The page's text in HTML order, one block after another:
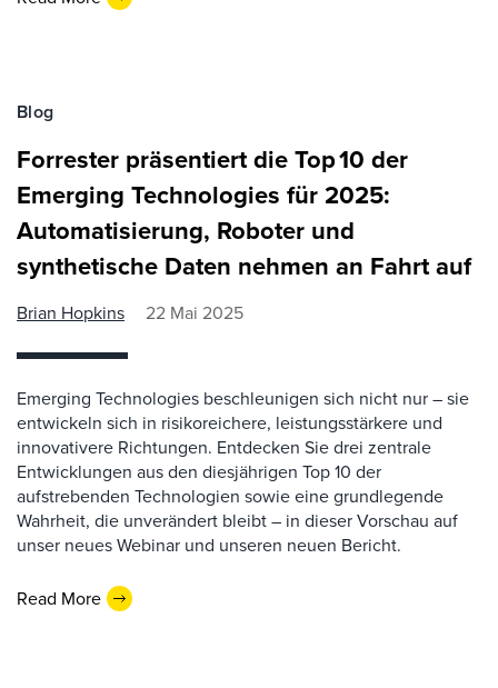
Blog
Forrester präsentiert die Top 10 der
Emerging Technologies für 2025:
Automatisierung, Roboter und
synthetische Daten nehmen an Fahrt auf
Brian Hopkins 22 Mai 2025
Emerging Technologies beschleunigen sich nicht nur – sie
entwickeln sich in risikoreichere, leistungsstärkere und
innovativere Richtungen. Entdecken Sie drei zentrale
Entwicklungen aus den diesjährigen Top 10 der
aufstrebenden Technologien sowie eine grundlegende
Wahrheit, die unverändert bleibt – in dieser Vorschau auf
unser neues Webinar und unseren neuen Bericht.
Read More